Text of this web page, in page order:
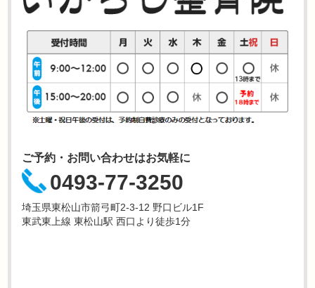
ご予約・お問い合わせはお気軽に
0493-77-3250
埼玉県東松山市箭弓町2-3-12 野口ビル1F
東武東上線 東松山駅 西口より徒歩1分